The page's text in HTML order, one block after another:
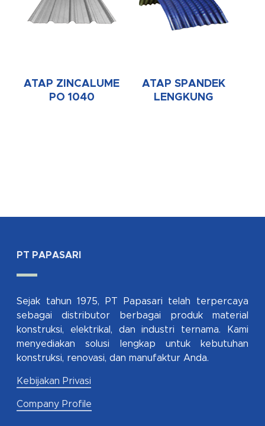
ATAP ZINCALUME
PO 1040
ATAP SPANDEK
LENGKUNG
PT PAPASARI
Sejak tahun 1975, PT Papasari telah terpercaya
sebagai distributor berbagai produk material
konstruksi, elektrikal, dan industri ternama. Kami
menyediakan solusi lengkap untuk kebutuhan
konstruksi, renovasi, dan manufaktur Anda.
Kebijakan Privasi
Company Profile